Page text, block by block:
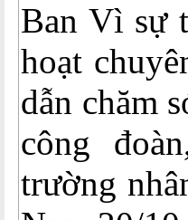
Ban Vì sự
hoạt
dẫn chăm
công
trường